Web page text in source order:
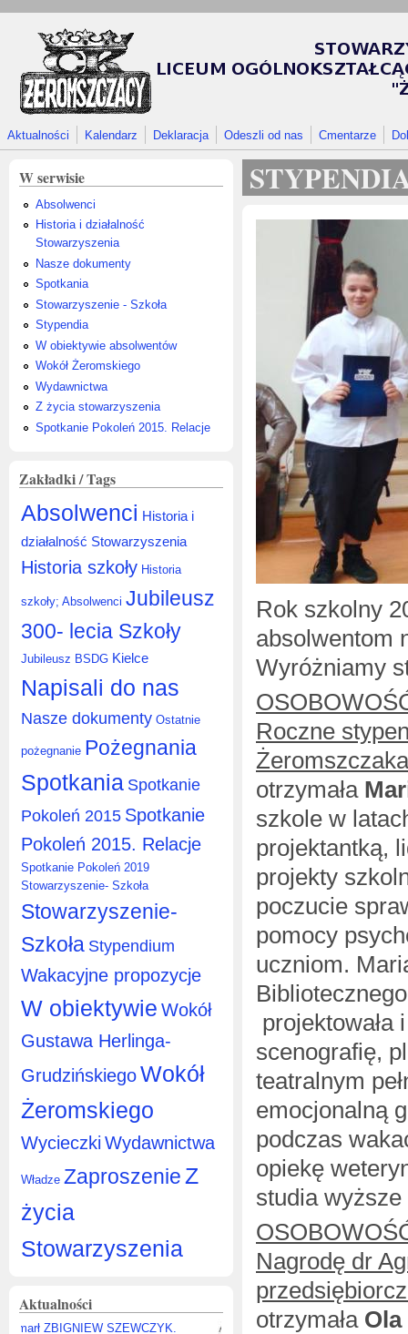
Aktualności Kalendarz Deklaracja Odeszli od nas Cmentarze
W serwisie
Absolwenci
Historia i działalność
Stowarzyszenia
Nasze dokumenty
Spotkania
Stowarzyszenie - Szkoła
Stypendia
W obiektywie absolwentów
Wokół Żeromskiego
Wydawnictwa
Z życia stowarzyszenia
Spotkanie Pokoleń 2015. Relacje
Zakładki / Tags
Absolwenci Historia i
działalność Stowarzyszenia
Historia szkoły Historia
szkoły; Absolwenci Jubileusz
300- lecia Szkoły
Jubileusz BSDG Kielce
Napisali do nas
Nasze dokumenty Ostatnie
pożegnanie Pożegnania
Spotkania Spotkanie
Pokoleń 2015 Spotkanie
Pokoleń 2015. Relacje
Spotkanie Pokoleń 2019
Stowarzyszenie- Szkoła
Stowarzyszenie-
Szkoła Stypendium
Wakacyjne propozycje
W obiektywie Wokół
Gustawa Herlinga-
GrudzińskiegoWokół
Żeromskiego
Wycieczki Wydawnictwa
Władze ZaproszenieZ
życia
Stowarzyszenia
Aktualności
Rok szkolny
absolwentom
Wyróżniamy
Roczne
Żeromszczaka
otrzymała
szkole w
projektantką,
projekty
poczucie
pomocy
uczniom.
projektowała
scenografię,
teatralnym
emocjonalną
podczas
opiekę
studia
Nagrodę dr
otrzymałaOla